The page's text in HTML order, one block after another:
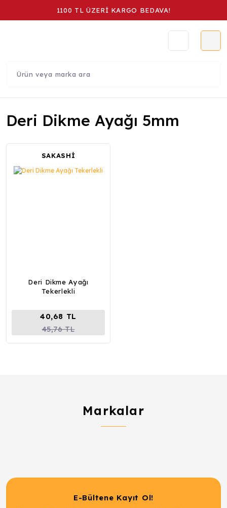
1100 TL ÜZERİ KARGO BEDAVA!
Deri Dikme Ayağı 5mm
SAKASHİ
Deri Dikme Ayağı
Tekerlekli
40,68 TL
45,76 TL
Markalar
E-Bültene Kayıt Ol!